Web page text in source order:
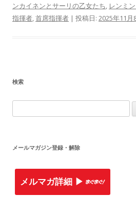
ンカイネンとサーリの乙女たち, レンミ
指揮者,首席指揮者 | 投稿日: 2025年11月
検索
索
メールマガジン登録・解除
メルマガ詳細 ▶︎